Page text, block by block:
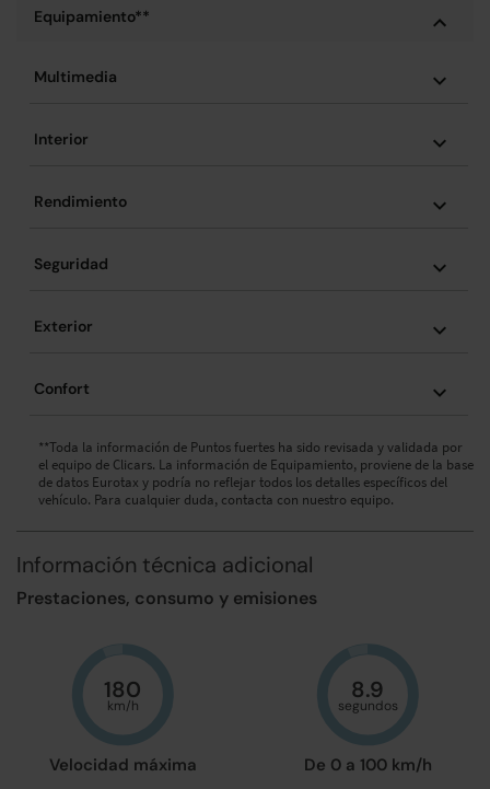
Equipamiento**
Multimedia
Interior
Rendimiento
Seguridad
Exterior
Confort
**Toda la información de Puntos fuertes ha sido revisada y validada por
el equipo de Clicars. La información de Equipamiento, proviene de la base
de datos Eurotax y podría no reflejar todos los detalles específicos del
vehículo. Para cualquier duda, contacta con nuestro equipo.
Información técnica adicional
Prestaciones, consumo y emisiones
Velocidad máxima
180
km/h
De 0 a 100 km/h
8.9
segundos